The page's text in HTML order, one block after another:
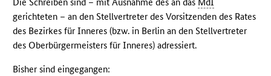
gerichteten – an den Stellvertreter des Vorsitzenden des Rates
des Bezirkes für Inneres (bzw. in Berlin an den Stellvertreter
des Oberbürgermeisters für Inneres) adressiert.
Bisher sind eingegangen: